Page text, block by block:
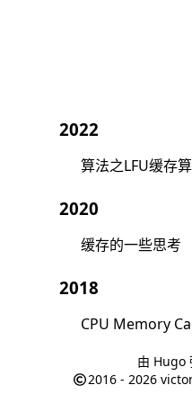
2022
算法之LFU缓存
2020
缓存的一些思考
2018
CPU Memory
由 Hugo
2016 - 2026